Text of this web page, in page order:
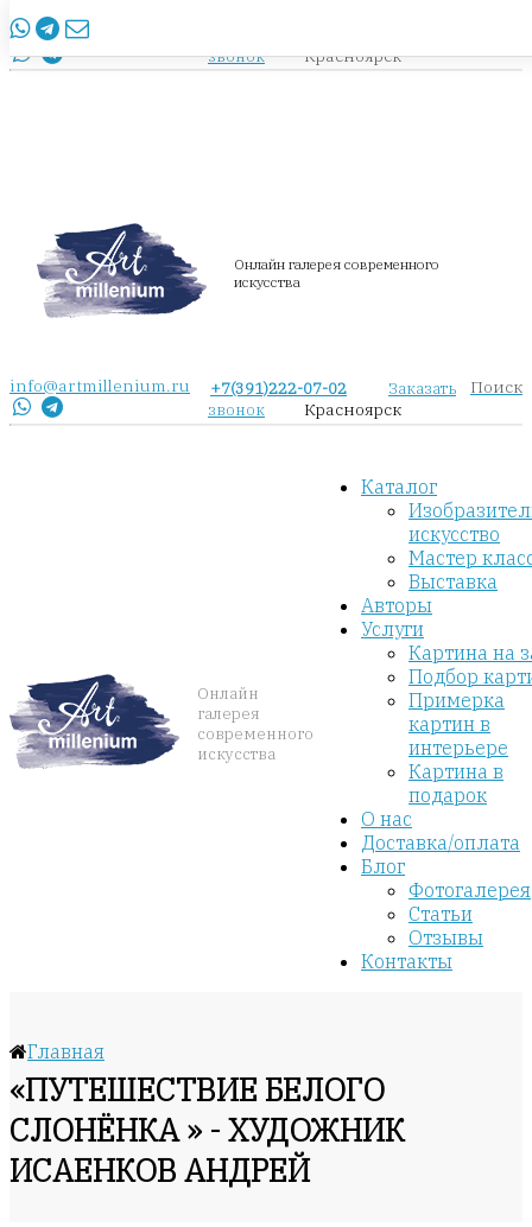
info@artmillenium.ru
звонок
Красноярск
Онлайн галерея современного
искусства
info@artmillenium.ru +7(391)222-07-02
Заказать
звонок
Красноярск
Поиск
Онлайн
галерея
современного
искусства
Каталог
искусство
Мастер
Выставка
Авторы
Услуги
Картина на
Подбор
Примерка
картин в
интерьере
Картина в
подарок
О нас
Доставка/оплата
Блог
Фотогалерея
Статьи
Отзывы
Контакты
Главная
«ПУТЕШЕСТВИЕ БЕЛОГО
СЛОНЁНКА » - ХУДОЖНИК
ИСАЕНКОВ АНДРЕЙ